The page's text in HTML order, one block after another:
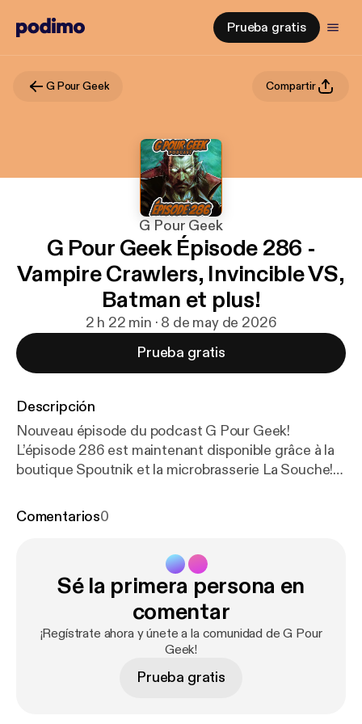
Prueba gratis
G Pour Geek Compartir
G Pour Geek
G Pour Geek Épisode 286 -
Vampire Crawlers, Invincible VS,
Batman et plus!
2 h 22 min · 8 de may de 2026
Prueba gratis
Descripción
Nouveau épisode du podcast G Pour Geek!
L’épisode 286 est maintenant disponible grâce à la
boutique Spoutnik et la microbrasserie La Souche!
Discussion sur John Q * Retour sur l’humour des
La chronique comics de Shaun de KBSF! Une
grosse dose de geek, de débats et de nostalgie
#GeekQC #Batman #AbsoluteBatman #Invincible
#JohnQ #Comics #Manga #Anime #GeekCulture
#ComicBooks #PopCulture #Gaming
Comentarios0
Sé la primera persona en
comentar
¡Regístrate ahora y únete a la comunidad de G Pour
Geek!
Prueba gratis